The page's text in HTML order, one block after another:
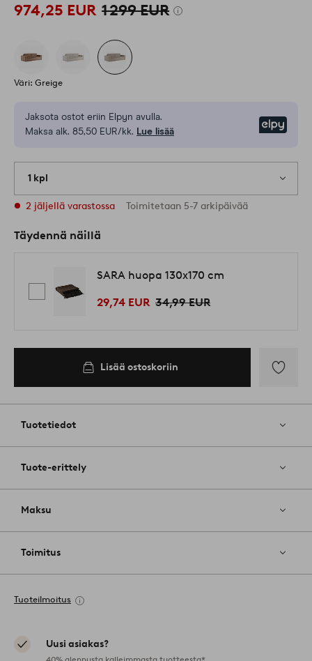
974,25 EUR 1 299 EUR
Väri: Greige
Jaksota ostot eriin Elpyn avulla.
Maksa alk. 85,50 EUR/kk. Lue lisää
1 kpl
2 jäljellä varastossa Toimitetaan 5-7 arkipäivää
Täydennä näillä
SARA huopa 130x170 cm
29,74 EUR 34,99 EUR
Lisää ostoskoriin
Tuotetiedot
Tuote-erittely
Maksu
Toimitus
Tuoteilmoitus
Uusi asiakas?